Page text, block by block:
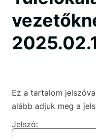
Ez a tartalom
alább adjuk meg a
Jelszó: